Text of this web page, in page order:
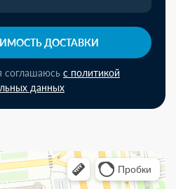
ДОСТАВКИ
соглашаюсь с политикой
данных